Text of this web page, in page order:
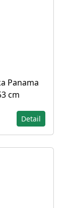
Panama
cm
Detail